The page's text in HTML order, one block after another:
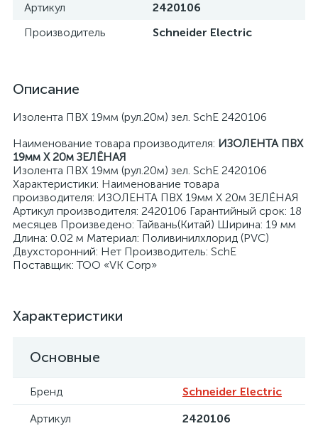
Артикул
2420106
Производитель
Schneider Electric
Описание
Изолента ПВХ 19мм (рул.20м) зел. SchE 2420106
Наименование товара производителя: ИЗОЛЕНТА ПВХ
19мм Х 20м ЗЕЛЁНАЯ
Изолента ПВХ 19мм (рул.20м) зел. SchE 2420106
Характеристики: Наименование товара
производителя: ИЗОЛЕНТА ПВХ 19мм Х 20м ЗЕЛЁНАЯ
Артикул производителя: 2420106 Гарантийный срок: 18
месяцев Произведено: Тайвань(Китай) Ширина: 19 мм
Длина: 0.02 м Материал: Поливинилхлорид (PVC)
Двухсторонний: Нет Производитель: SchE
Поставщик: ТОО «VK Corp»
Характеристики
Основные
Бренд
Schneider Electric
Артикул
2420106